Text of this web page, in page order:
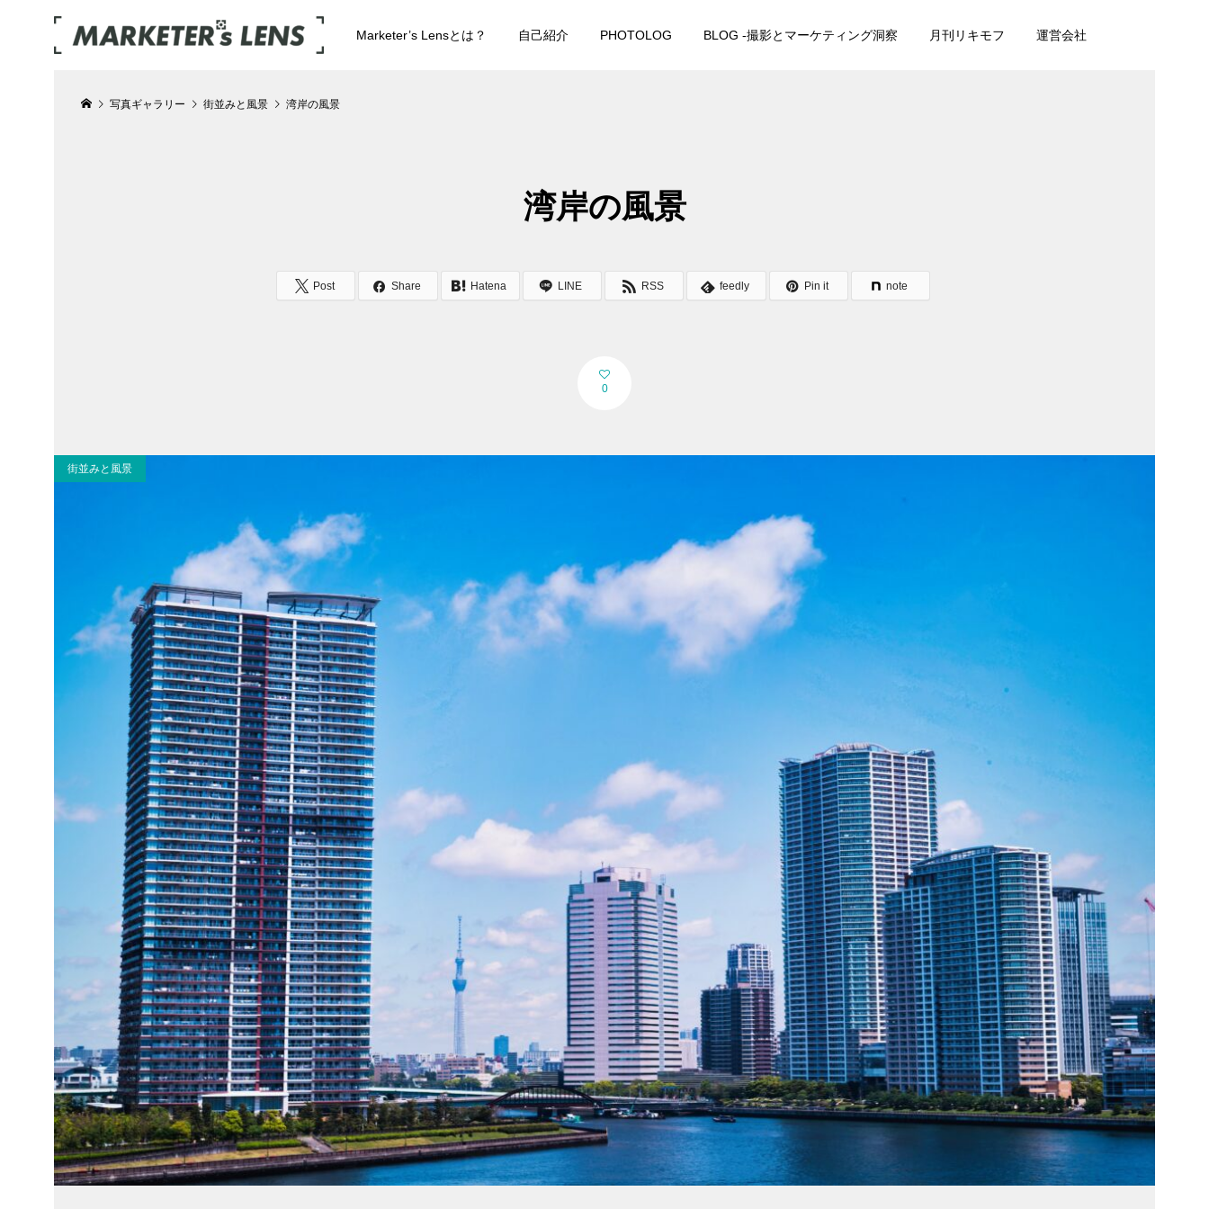
Marketer’s Lensとは？ 自己紹介 PHOTOLOG BLOG -撮影とマーケティング洞察 月刊リキモフ 運営会社
写真ギャラリー 街並みと風景 湾岸の風景
湾岸の風景
Post Share Hatena LINE RSS feedly Pin it note
0
街並みと風景